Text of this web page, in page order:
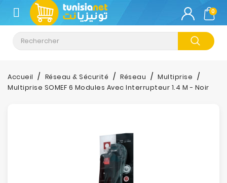
CATÉGORIE
Climatisation
Informatique
0
Accueil Réseau & Sécurité Réseau
Multiprise
Multiprise SOMEF 6 Modules Avec Interrupteur 1.4 M - Noir